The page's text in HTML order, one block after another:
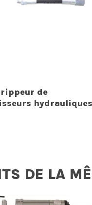
de
hydrauliques
DE LA